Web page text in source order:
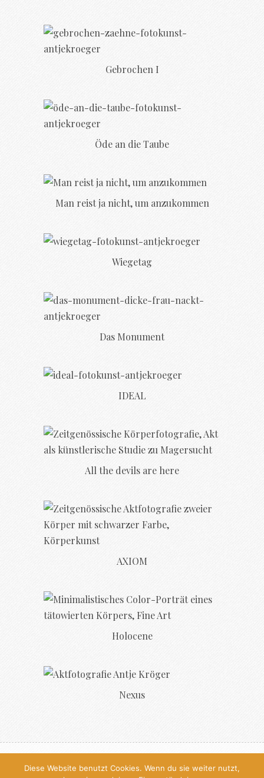
Gebrochen I
Öde an die Taube
Man reist ja nicht, um anzukommen
Wiegetag
Das Monument
IDEAL
All the devils are here
AXIOM
Holocene
Nexus
© 2026, All Rights Reserved, Antje
Diese Website benutzt Cookies. Wenn du sie weiter nutzt,